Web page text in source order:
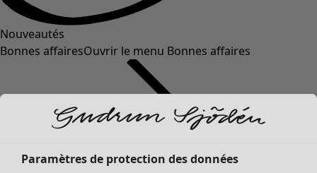
Nouveautés
Bonnes affairesOuvrir le menu Bonnes affaires
Paramètres de protection des données